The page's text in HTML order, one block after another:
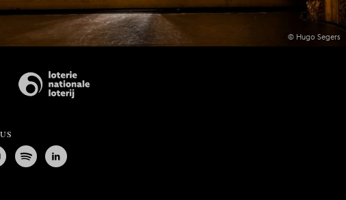
© Hugo Segers